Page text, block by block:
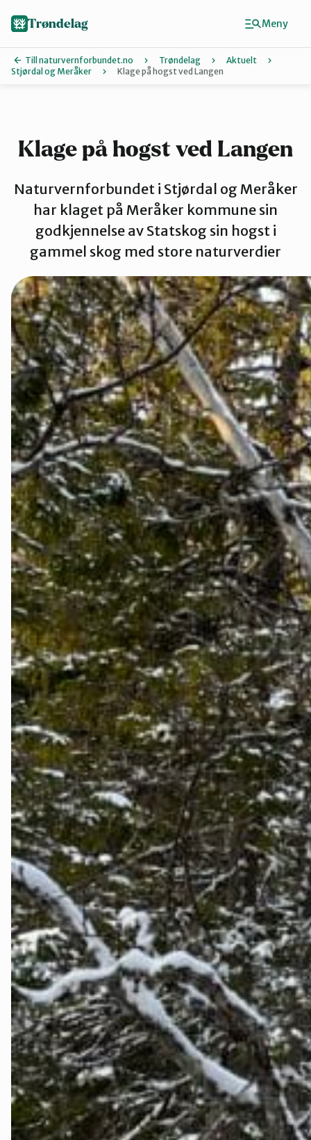
Inderøy
Levanger
Melhus
Namdalen
Røros og
Selbu og
Skaun
Steinkjer
Stjørdal og
Trøndelag
Trondheim
Verdal
Trøndelag
Till naturvernforbundet.no Trøndelag
Aktuelt
Stjørdal og Meråker
Klage på hogst ved Langen
Klage på hogst ved Langen
Naturvernforbundet i Stjørdal og Meråker
har klaget på Meråker kommune sin
godkjennelse av Statskog sin hogst i
gammel skog med store naturverdier